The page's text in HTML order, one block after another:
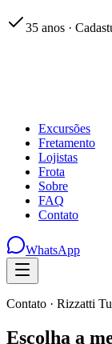
35 anos ·
Excursões
Fretamento
Lojistas
Frota
Sobre
FAQ
Contato
WhatsApp
Contato · Rizzatti
Escolha a